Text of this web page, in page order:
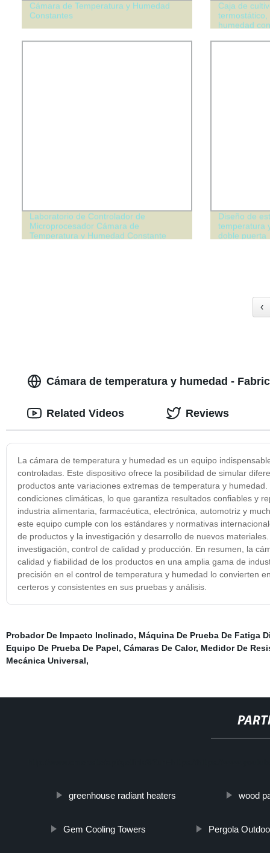
Cámara de Temperatura y Humedad
Constantes
Caja de
humedad
Laboratorio de Controlador de
Microprocesador Cámara de
Temperatura y Humedad Constante
Diseño de
temperatura
doble puerta
‹
Cámara de temperatura y humedad -
La cámara de temperatura y humedad es un equipo
controladas. Este dispositivo ofrece la posibilidad de simular
productos ante variaciones extremas de temperatura y
condiciones climáticas, lo que garantiza resultados confiables y
industria alimentaria, farmacéutica, electrónica, automotriz y
este equipo cumple con los estándares y normativas
de productos y la investigación y desarrollo de nuevos
investigación, control de calidad y producción. En resumen, la
calidad y fiabilidad de los productos en una amplia gama de
precisión en el control de temperatura y humedad lo convierten
certeros y consistentes en sus pruebas y análisis.
Related Videos Reviews
Probador De Impacto Inclinado, Máquina De Prueba De Fatiga
Equipo De Prueba De Papel, Cámaras De Calor, Medidor De
Mecánica Universal,
greenhouse radiant heaters wood
Gem Cooling Towers Pergola